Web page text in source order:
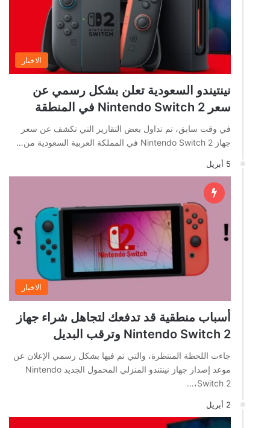
الاخبار
نينتيندو السعودية تعلن بشكل رسمي عن
سعر Nintendo Switch 2 في المنطقة
في وقت سابق، تم تداول بعض التقارير التي تكشف عن سعر
جهاز Nintendo Switch 2 في المملكة العربية السعودية من…
5 أبريل
الاخبار
أسباب منطقية قد تدفعك لتجاهل شراء جهاز
Nintendo Switch 2 وترقب البديل
جاءت اللحظة المنتظرة، والتي تم فيها بشكل رسمي الإعلان عن
موعد إصدار جهاز نينتندو المنزلي المحمول الجديد Nintendo
Switch 2،…
2 أبريل